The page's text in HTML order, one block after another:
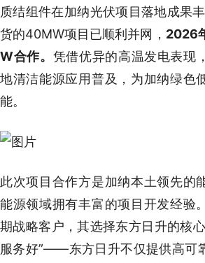
质结组件在加纳光伏项目落地成果
货的40MW项目已顺利并网， 2026
W合作。 凭借优异的高温发电表现
地清洁能源应用普及，为加纳绿色
能。
此次项目合作方是加纳本土领先的
能源领域拥有丰富的项目开发经验
期战略客户，其选择东方日升的核心
服务好”——东方日升不仅提供高可